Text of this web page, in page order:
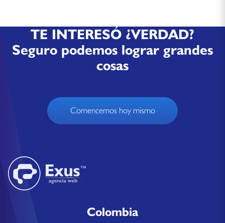
TE INTERESÓ ¿VERDAD?
Seguro podemos lograr grandes
cosas
Comencemos hoy mismo
Colombia